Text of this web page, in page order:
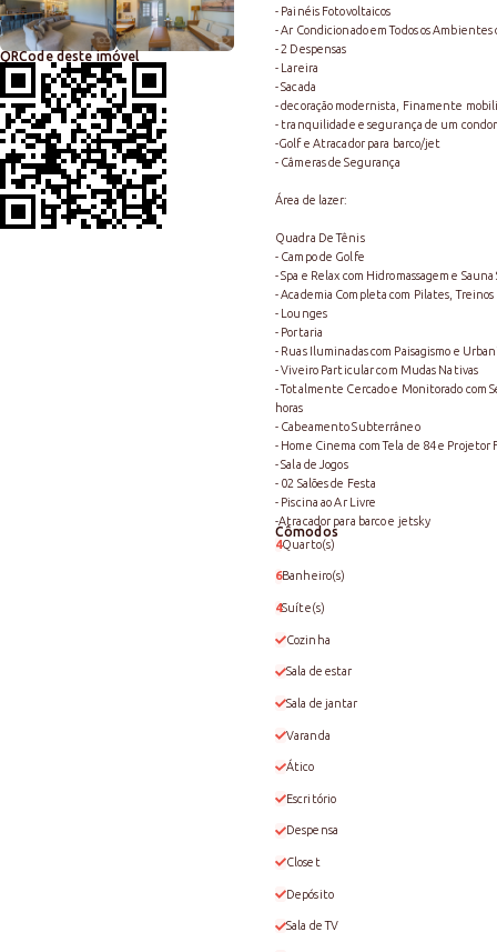
QRCode deste imóvel
- Painéis Fotovoltaicos
- Ar Condicionado em Todos os Ambientes
- 2 Despensas
- Lareira
- Sacada
- decoração modernista, Finamente
- tranquilidade e segurança de um
-Golf e Atracador para barco/jet
- Câmeras de Segurança
Área de lazer:
Quadra De Tênis
- Campo de Golfe
- Spa e Relax com Hidromassagem e
- Academia Completa com Pilates,
- Lounges
- Portaria
- Ruas Iluminadas com Paisagismo e
- Viveiro Particular com Mudas Nativas
- Totalmente Cercado e Monitorado com
horas
- Cabeamento Subterrâneo
- Home Cinema com Tela de 84 e Projetor
- Sala de Jogos
- 02 Salões de Festa
- Piscina ao Ar Livre
-Atracador para barco e jetsky
Cômodos
4Quarto(s)
6Banheiro(s)
4Suíte(s)
Cozinha
Sala de estar
Sala de jantar
Varanda
Ático
Escritório
Despensa
Closet
Depósito
Sala de TV